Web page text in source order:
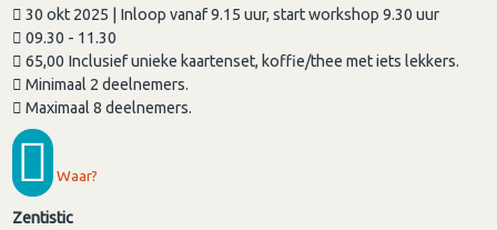
30 okt 2025 | Inloop vanaf 9.15 uur, start workshop 9.30 uur
09.30 - 11.30
65,00 Inclusief unieke kaartenset, koffie/thee met iets lekkers.
Minimaal 2 deelnemers.
Maximaal 8 deelnemers.
Waar?
Zentistic